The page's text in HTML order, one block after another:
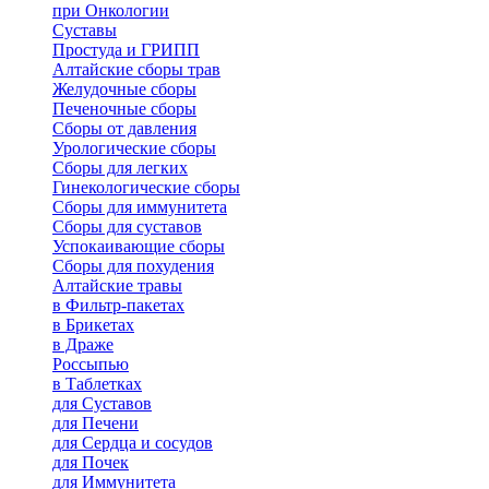
при Онкологии
Суставы
Простуда и ГРИПП
Алтайские сборы трав
Желудочные сборы
Печеночные сборы
Сборы от давления
Урологические сборы
Сборы для легких
Гинекологические сборы
Сборы для иммунитета
Сборы для суставов
Успокаивающие сборы
Сборы для похудения
Алтайские травы
в Фильтр-пакетах
в Брикетах
в Драже
Россыпью
в Таблетках
для Cуставов
для Печени
для Сердца и сосудов
для Почек
для Иммунитета